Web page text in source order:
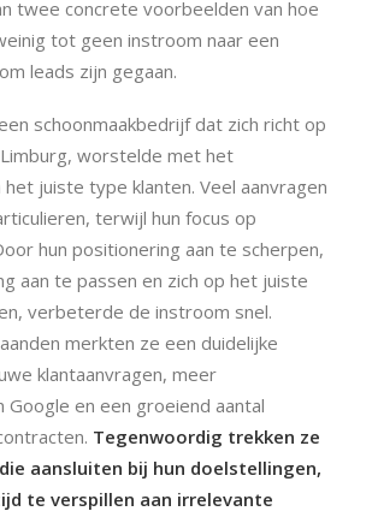
​​twee concrete voorbeelden van hoe
tot geen instroom naar een
leads zijn gegaan.
schoonmaakbedrijf dat zich richt op
worstelde met het
het juiste type klanten. Veel aanvragen
terwijl hun focus op
hun positionering aan te scherpen,
aan te passen en zich op het juiste
verbeterde de instroom snel.
merkten ze een duidelijke
klantaanvragen, meer
Google en een groeiend aantal
Tegenwoordig trekken ze
aansluiten bij hun doelstellingen,
te verspillen aan irrelevante